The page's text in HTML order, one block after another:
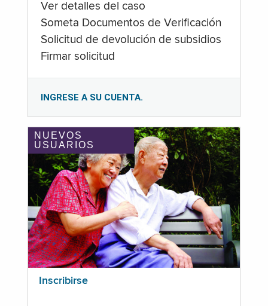
Ver detalles del caso
Someta Documentos de Verificación
Solicitud de devolución de subsidios
Firmar solicitud
INGRESE A SU CUENTA.
NUEVOS
USUARIOS
Inscribirse